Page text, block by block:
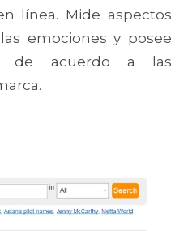
línea. Mide aspectos
emociones y posee
de acuerdo a las